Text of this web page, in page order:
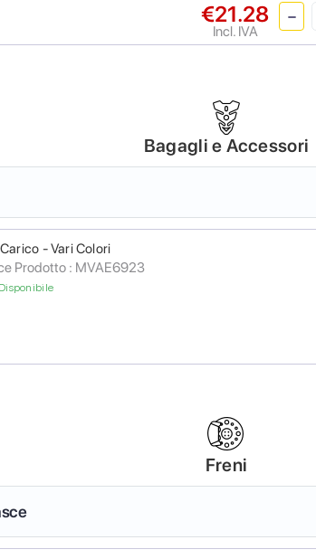
€21.28
Incl. IVA
Bagagli e Accessori
- Vari Colori
Prodotto : MVAE6923
Freni